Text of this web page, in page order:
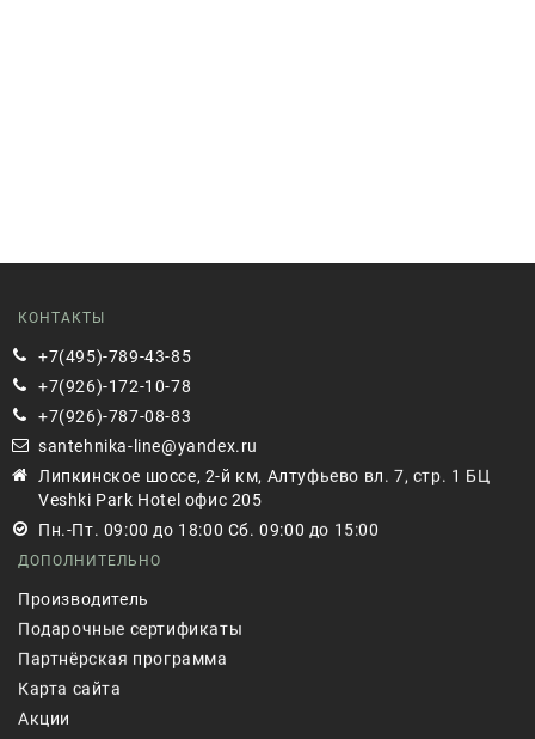
КОНТАКТЫ
+7(495)-789-43-85
+7(926)-172-10-78
+7(926)-787-08-83
santehnika-line@yandex.ru
Липкинское шоссе, 2-й км, Алтуфьево вл. 7, стр. 1 БЦ
Veshki Park Hotel офис 205
Пн.-Пт. 09:00 до 18:00 Сб. 09:00 до 15:00
ДОПОЛНИТЕЛЬНО
Производитель
Подарочные сертификаты
Партнёрская программа
Карта сайта
Акции